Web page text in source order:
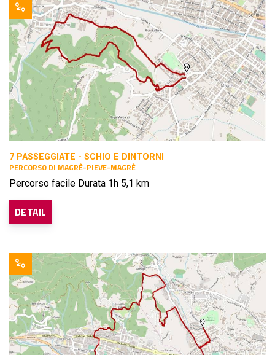
7 PASSEGGIATE - SCHIO E DINTORNI
PERCORSO DI MAGRÈ-PIEVE-MAGRÈ
Percorso facile Durata 1h 5,1 km
DETAIL